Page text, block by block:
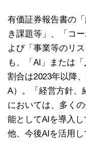
有価証券報告書の
き課題等」、「コ
よび「事業等のリ
も、「AI」または
割合は2023年以降
A）。「経営方針、
においては、多く
能としてAIを導入
他、今後AIを活用